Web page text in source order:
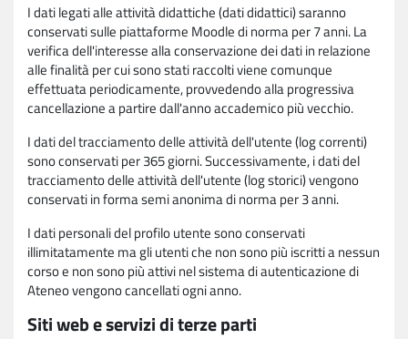
I dati legati alle attività didattiche (dati didattici) saranno
conservati sulle piattaforme Moodle di norma per 7 anni. La
verifica dell'interesse alla conservazione dei dati in relazione
alle finalità per cui sono stati raccolti viene comunque
effettuata periodicamente, provvedendo alla progressiva
cancellazione a partire dall'anno accademico più vecchio.
I dati del tracciamento delle attività dell'utente (log correnti)
sono conservati per 365 giorni. Successivamente, i dati del
tracciamento delle attività dell'utente (log storici) vengono
conservati in forma semi anonima di norma per 3 anni.
I dati personali del profilo utente sono conservati
illimitatamente ma gli utenti che non sono più iscritti a nessun
corso e non sono più attivi nel sistema di autenticazione di
Ateneo vengono cancellati ogni anno.
Siti web e servizi di terze parti